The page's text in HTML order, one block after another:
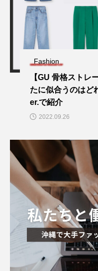
Fashion
【GU 骨格ストレ
たに似合うのはど
er.で紹介
2022.09.26